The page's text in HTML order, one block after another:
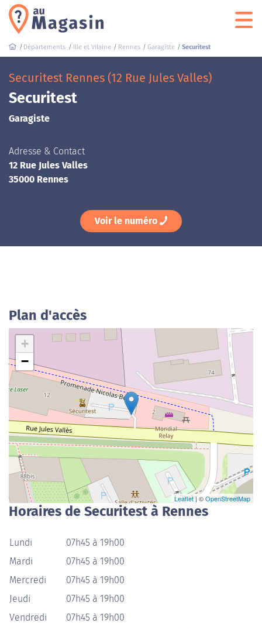
Départements Ille et Vilaine Rennes Garagiste Securitest
Securitest Rennes (12 Rue Jules Valles)
Securitest
Garagiste
Adresse & Contact
12 Rue Jules Valles
35000 Rennes
Voir le numéro
Plan d'accès
+
−
Leaflet | ©OpenStreetMap
Horaires de Securitest à Rennes
Lundi
07h45 à 19h00
Mardi
07h45 à 19h00
Mercredi
07h45 à 19h00
Jeudi
07h45 à 19h00
Vendredi
07h45 à 19h00